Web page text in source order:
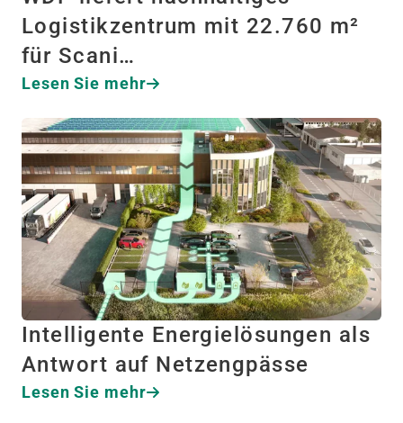
Logistikzentrum mit 22.760 m²
für Scani…
Lesen Sie mehr
Intelligente Energielösungen als
Antwort auf Netzengpässe
Lesen Sie mehr